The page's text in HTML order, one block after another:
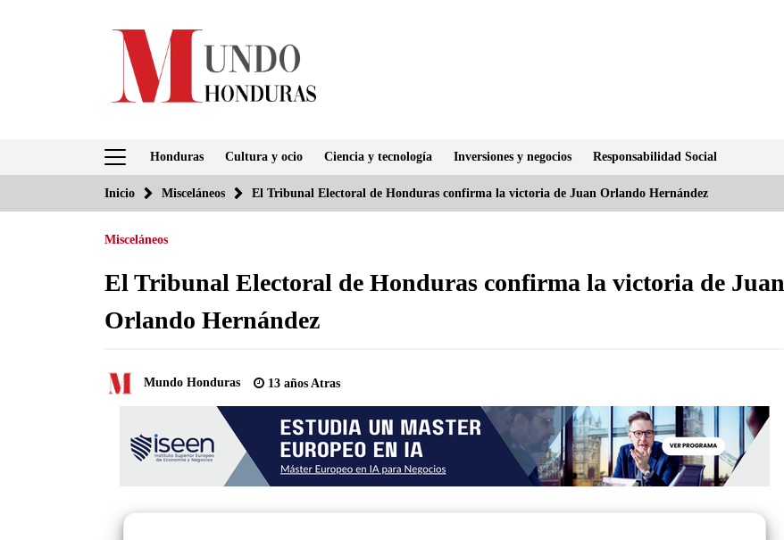
Honduras Cultura y ocio Ciencia y tecnología Inversiones y negocios Responsabilidad Social
Inicio Misceláneos El Tribunal Electoral de Honduras confirma la victoria de Juan Orlando Hernández
Misceláneos
El Tribunal Electoral de Honduras confirma la victoria de Juan
Orlando Hernández
Mundo Honduras 13 años Atras